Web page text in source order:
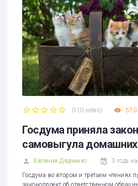
0 ( 0 votes) 570
Госдума приняла
самовыгула
Евгения Дядченко 3 года
Госдума во втором и третьем чтениях
законопроект об ответственном